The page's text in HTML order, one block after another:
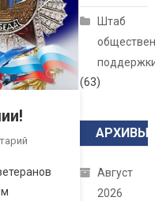
Штаб
(63)
АРХИВЫ
Август
2026